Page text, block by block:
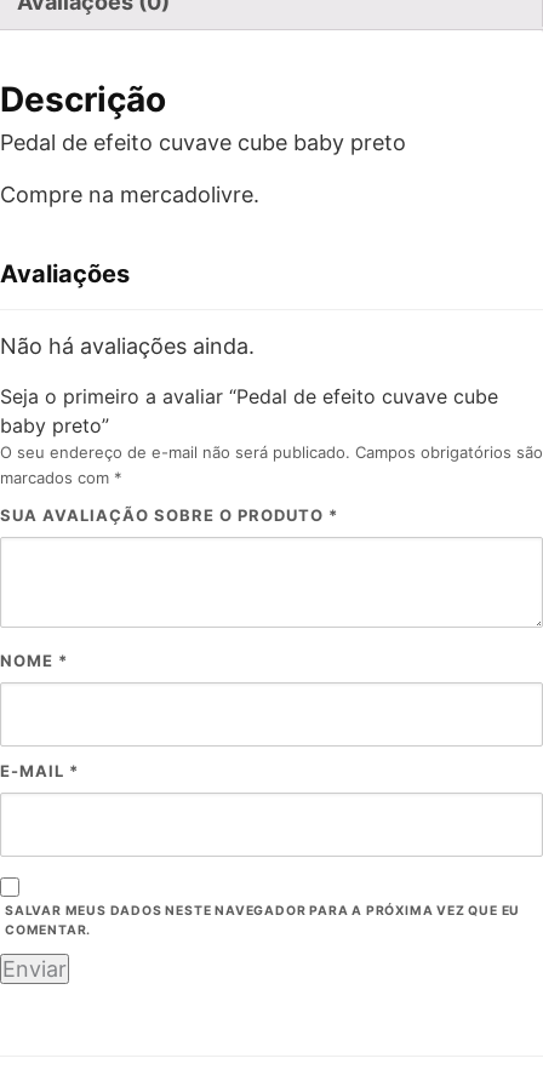
Descrição
Pedal de efeito cuvave cube baby preto
Compre na mercadolivre.
Avaliações
Não há avaliações ainda.
Seja o primeiro a avaliar “Pedal de efeito cuvave cube
baby preto”
O seu endereço de e-mail não será publicado. Campos obrigatórios são
marcados com *
SUA AVALIAÇÃO SOBRE O PRODUTO *
NOME *
E-MAIL *
SALVAR MEUS DADOS NESTE NAVEGADOR PARA A PRÓXIMA VEZ QUE EU
COMENTAR.